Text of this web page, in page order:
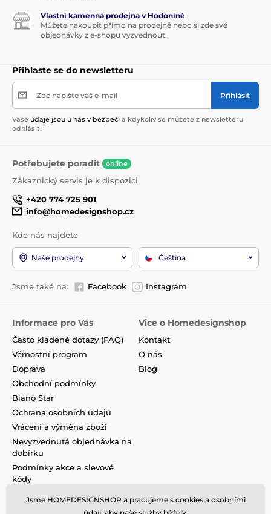
Vlastní kamenná prodejna v Hodoníně
Můžete nakoupit přímo na prodejně nebo si zde své
objednávky z e-shopu vyzvednout.
Přihlaste se do newsletteru
Zde napište váš e-mail Přihlásit
Vaše údaje jsou u nás v bezpečí a kdykoliv se můžete z newsletteru
odhlásit.
Potřebujete poradit online
Zákaznický servis je k dispozici
+420 774 725 901
info@homedesignshop.cz
Kde nás najdete
Naše prodejny Čeština
Jsme také na: Facebook Instagram
Informace pro Vás
Často kladené dotazy (FAQ)
Věrnostní program
Doprava
Obchodní podmínky
Biano Star
Ochrana osobních údajů
Vrácení a výměna zboží
Nevyzvednutá objednávka na
dobírku
Podmínky akce a slevové
kódy
Vice o Homedesignshop
Kontakt
O nás
Blog
Jsme HOMEDESIGNSHOP a pracujeme s cookies a osobními